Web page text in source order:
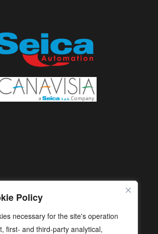
Policy
necessary for the site's operation
first- and third-party analytical,